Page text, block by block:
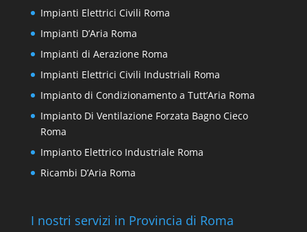
Impianti Elettrici Civili Roma
Impianti D’Aria Roma
Impianti di Aerazione Roma
Impianti Elettrici Civili Industriali Roma
Impianto di Condizionamento a Tutt’Aria Roma
Impianto Di Ventilazione Forzata Bagno Cieco
Roma
Impianto Elettrico Industriale Roma
Ricambi D’Aria Roma
I nostri servizi in Provincia di Roma